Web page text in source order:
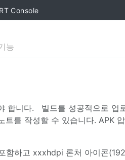
Console
능
합니다. 빌드를 성공적으로
트를 작성할 수 있습니다. APK
함하고 xxxhdpi 론처 아이콘